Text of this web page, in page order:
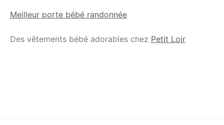
Meilleur porte bébé randonnée
Des vêtements bébé adorables chez Petit Loir